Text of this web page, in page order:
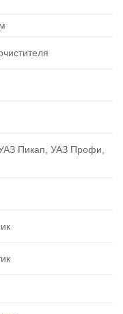
Пикап, УАЗ Профи,